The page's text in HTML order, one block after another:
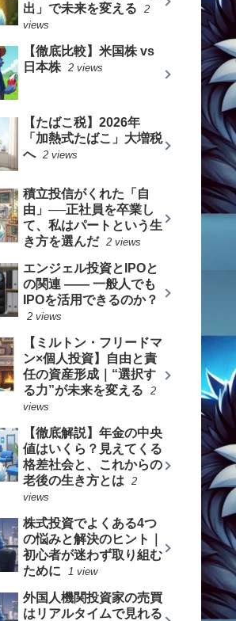
出」で未来を変える
2
views
【徹底比較】米国株 vs
日本株 2 views
【たばこ税】2026年
「加熱式たばこ」大増税
へ 2 views
積立投信がくれた「自
由」──正社員を卒業し
て、私はパートという生
き方を選んだ 2 views
エンジェル投資とIPOと
の関連 —— 一般人でも
IPOを活用できるのか？
2 views
【ミルトン・フリードマ
ン×個人投資】自由と責
任の資産形成｜“選択す
る力”が未来を変える
2
views
【徹底解説】年金の中央
値はいくら？見えてくる
格差社会と、これからの
老後の生き方とは
2
views
株式投資でよくある4つ
の悩みと解決のヒント｜
初心者が迷わず取り組む
ために
1 view
外国人機関投資家の売買
はリアルタイムで見れる